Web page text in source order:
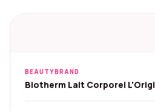
BEAUTYBRAND
Biotherm Lait Corporel